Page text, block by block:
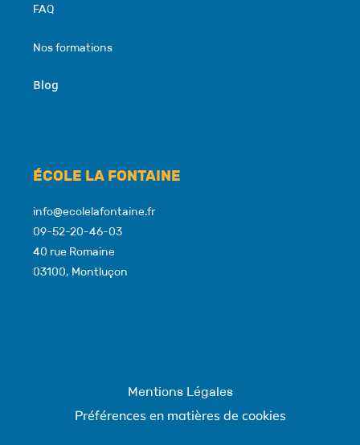
FAQ
Nos formations
Blog
ÉCOLE LA FONTAINE
info@ecolelafontaine.fr
09-52-20-46-03
40 rue Romaine
03100, Montluçon
Mentions Légales
Préférences en matières de cookies